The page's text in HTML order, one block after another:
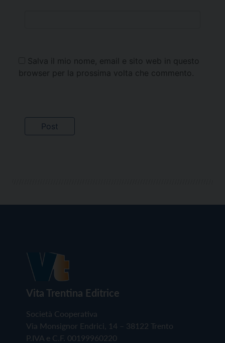
Salva il mio nome, email e sito web in questo
browser per la prossima volta che commento.
Vita Trentina Editrice
Società Cooperativa
Via Monsignor Endrici, 14 – 38122 Trento
P.IVA e C.F. 00199960220